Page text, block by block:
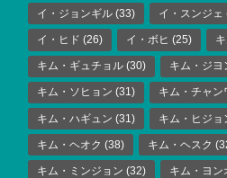
イ・ジョンギル (33) イ・スンジェ
イ・ヒド (26) イ・ボヒ (25)
キム・ギュチョル (30) キム・ジヨ
キム・ソヒョン (31) キム・チャン
キム・ハギュン (31) キム・ヒジョ
キム・ヘオク (38) キム・ヘスク
キム・ミンジョン (32) キム・ヨン